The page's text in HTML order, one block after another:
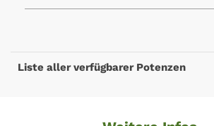
Liste aller verfügbarer Potenzen